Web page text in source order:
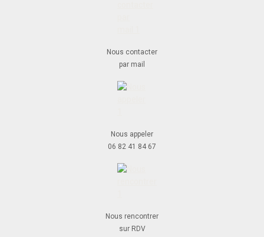
Nous contacter
par mail
Nous appeler
06 82 41 84 67
Nous rencontrer
sur RDV